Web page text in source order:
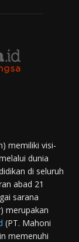
memiliki visi-
dunia
di seluruh
abad 21
sarana
merupakan
(PT. Mahoni
memenuhi